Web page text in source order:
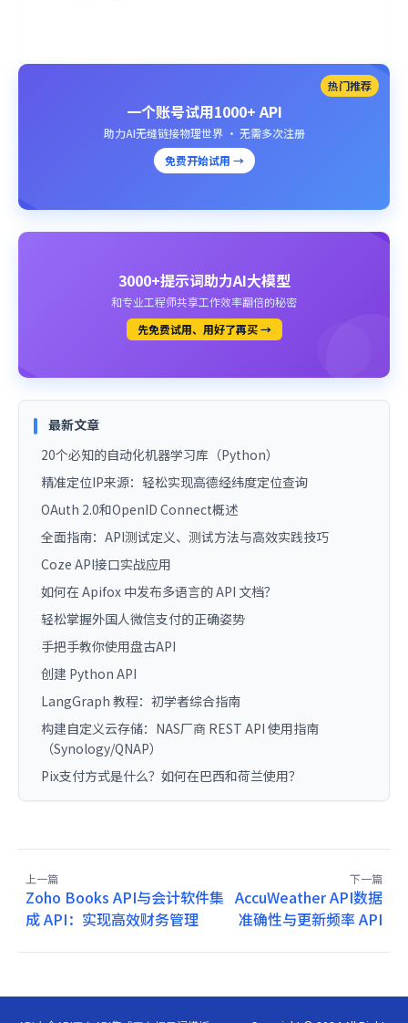
热门推荐
一个账号试用1000+ API
助力AI无缝链接物理世界 · 无需多次注册
免费开始试用 →
3000+提示词助力AI大模型
和专业工程师共享工作效率翻倍的秘密
先免费试用、用好了再买 →
最新文章
20个必知的自动化机器学习库（Python）
精准定位IP来源：轻松实现高德经纬度定位查询
OAuth 2.0和OpenID Connect概述
全面指南：API测试定义、测试方法与高效实践技巧
Coze API接口实战应用
如何在 Apifox 中发布多语言的 API 文档？
轻松掌握外国人微信支付的正确姿势
手把手教你使用盘古API
创建 Python API
LangGraph 教程：初学者综合指南
构建自定义云存储：NAS厂商 REST API 使用指南
（Synology/QNAP）
Pix支付方式是什么？如何在巴西和荷兰使用？
上一篇
Zoho Books API与会计软件集
成 API：实现高效财务管理
下一篇
AccuWeather API数据
准确性与更新频率 API